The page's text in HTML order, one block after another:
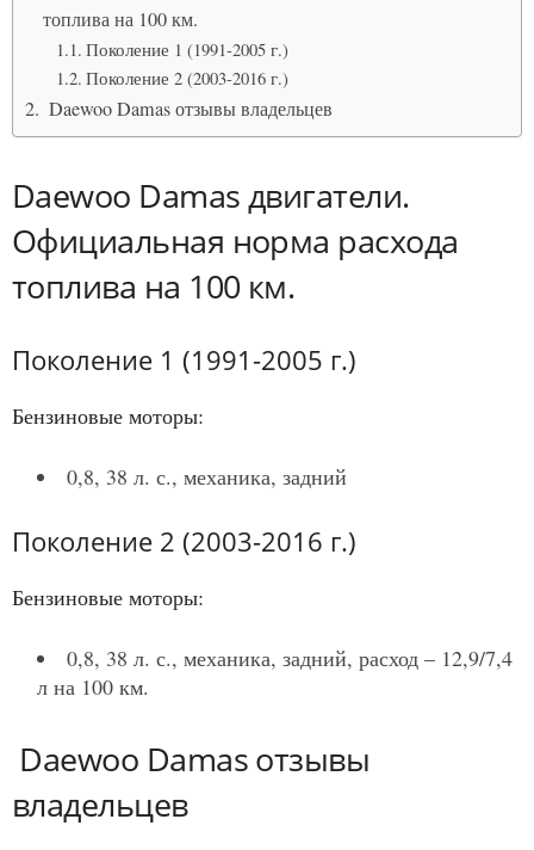
топлива на 100 км.
Поколение 1 (1991-2005 г.)
Поколение 2 (2003-2016 г.)
Daewoo Damas отзывы владельцев
Daewoo Damas двигатели.
Официальная норма расхода
топлива на 100 км.
Поколение 1 (1991-2005 г.)
Бензиновые моторы:
0,8, 38 л. с., механика, задний
Поколение 2 (2003-2016 г.)
Бензиновые моторы:
0,8, 38 л. с., механика, задний, расход – 12,9/7,4
л на 100 км.
Daewoo Damas отзывы
владельцев